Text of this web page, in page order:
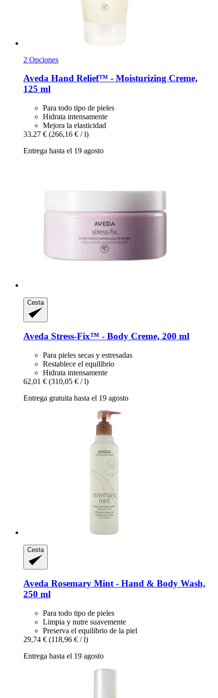
2 Opciones
Aveda Hand Relief™ -​ Moisturizing Creme,
125 ml
Para todo tipo de pieles
Hidrata intensamente
Mejora la elasticidad
33,27 € (266,16 € / l)
Entrega hasta el 19 agosto
Cesta
Aveda Stress-​Fix™ -​ Body Creme, 200 ml
Para pieles secas y estresadas
Restablece el equilibrio
Hidrata intensamente
62,01 € (310,05 € / l)
Entrega gratuita hasta el 19 agosto
Cesta
Aveda Rosemary Mint -​ Hand & Body Wash,
250 ml
Para todo tipo de pieles
Limpia y nutre suavemente
Preserva el equilibrio de la piel
29,74 € (118,96 € / l)
Entrega hasta el 19 agosto